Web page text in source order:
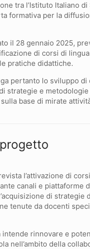
tra l’Istituto Italiano
formativa per la
il 28 gennaio 2025,
di corsi di
pratiche didattiche.
pertanto lo sviluppo
strategie e
sulla base di mirate
l’attivazione di
canali e piattaforme
di
tenute da docenti
intende rinnovare e
nell’ambito della